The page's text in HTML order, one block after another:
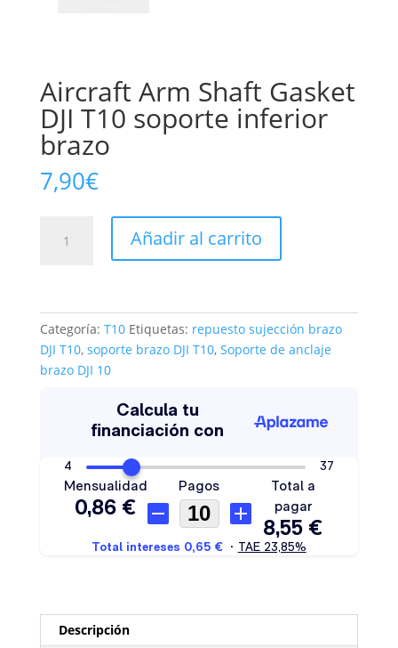
Aircraft Arm Shaft Gasket
DJI T10 soporte inferior
brazo
7,90€
T10
soporte
inferior
Añadir al carrito
Categoría: T10 Etiquetas: repuesto sujección brazo
DJI T10, soporte brazo DJI T10, Soporte de anclaje
brazo DJI 10
Descripción